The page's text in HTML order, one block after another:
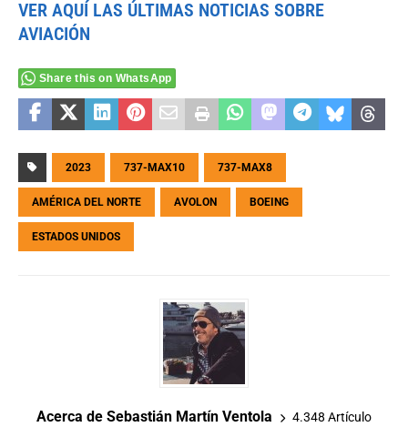
VER AQUÍ LAS ÚLTIMAS NOTICIAS SOBRE
AVIACIÓN
Share this on WhatsApp
2023 737-MAX10 737-MAX8
AMÉRICA DEL NORTE AVOLON BOEING
ESTADOS UNIDOS
Acerca de Sebastián Martín Ventola 4.348 Artículo